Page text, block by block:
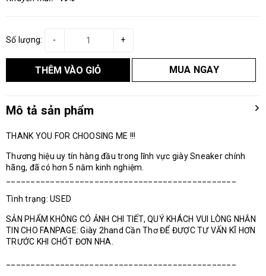
Số lượng: +
-
THÊM VÀO GIỎ MUA NGAY
Mô tả sản phẩm
THANK YOU FOR CHOOSING ME !!!
Thương hiệu uy tín hàng đầu trong lĩnh vực giày Sneaker chính
hãng, đã có hơn 5 năm kinh nghiệm.
Tình trạng: USED
SẢN PHẨM KHÔNG CÓ ẢNH CHI TIẾT, QUÝ KHÁCH VUI LÒNG NHẮN
TIN CHO FANPAGE: Giày 2hand Cần Thơ ĐỂ ĐƯỢC TƯ VẤN KĨ HƠN
TRƯỚC KHI CHỐT ĐƠN NHA.